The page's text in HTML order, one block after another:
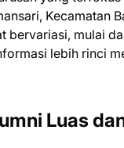
Kecamatan
bervariasi, mulai
lebih rinci
Luas